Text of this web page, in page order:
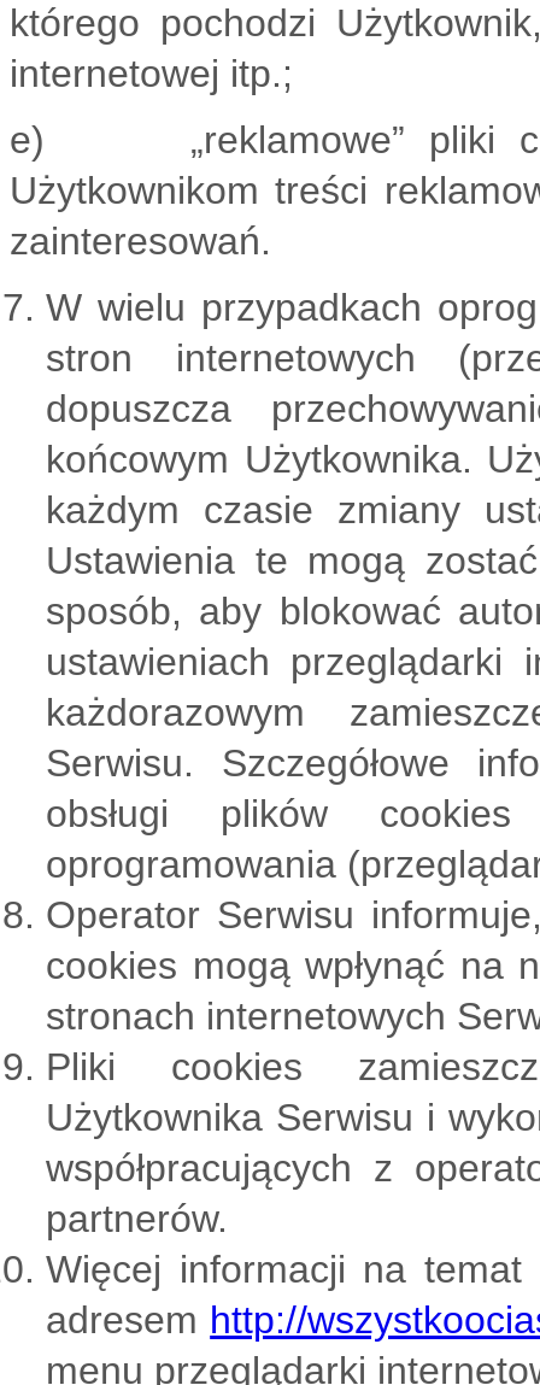
którego pochodzi
internetowej itp.;
e) „reklamowe” pliki
Użytkownikom treści
zainteresowań.
W wielu przypadkach
stron internetowych
dopuszcza
końcowym Użytkownika.
każdym czasie zmiany
Ustawienia te mogą
sposób, aby blokować
ustawieniach przeglądarki
każdorazowym
Serwisu. Szczegółowe
obsługi plików
oprogramowania
Operator Serwisu
cookies mogą wpłynąć na
stronach internetowych
Pliki cookies
Użytkownika Serwisu i
współpracujących z
partnerów.
Więcej informacji na
adresem http://
menu przeglądarki